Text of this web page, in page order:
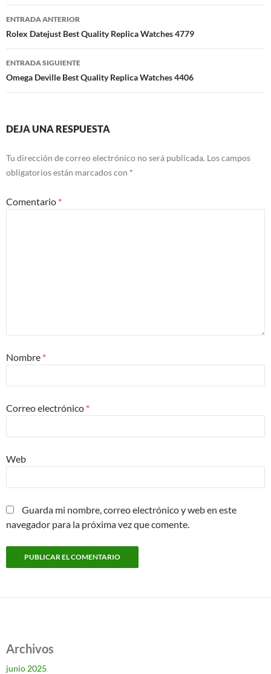
Navegación
de
entradas
ENTRADA ANTERIOR
Rolex Datejust Best Quality Replica Watches 4779
ENTRADA SIGUIENTE
Omega Deville Best Quality Replica Watches 4406
DEJA UNA RESPUESTA
Tu dirección de correo electrónico no será publicada. Los campos
obligatorios están marcados con *
Comentario *
Nombre *
Correo electrónico *
Web
Guarda mi nombre, correo electrónico y web en este
navegador para la próxima vez que comente.
Archivos
junio 2025